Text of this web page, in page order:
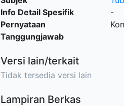
Info Detail Spesifik
-
Pernyataan
Tanggungjawab
Versi lain/terkait
Tidak tersedia versi lain
Lampiran Berkas